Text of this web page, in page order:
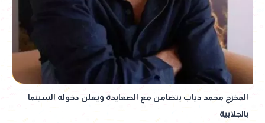
المخرج محمد دياب يتضامن مع الصعايدة ويعلن دخوله السينما
بالجلابية